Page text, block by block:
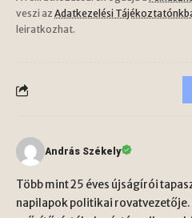
veszi az Adatkezelési
leiratkozhat.
András Székely
Több mint 25 éves újságírói
napilapok politikai